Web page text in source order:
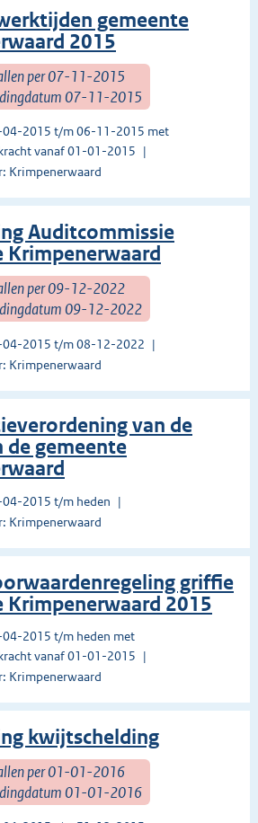
gemeente
2015
per 07-11-2015
07-11-2015
04-2015 t/m 06-11-2015 met
vanaf 01-01-2015
Krimpenerwaard
Auditcommissie
Krimpenerwaard
per 09-12-2022
09-12-2022
04-2015 t/m 08-12-2022
Krimpenerwaard
van de
de gemeente
2015 t/m heden
Krimpenerwaard
griffie
Krimpenerwaard 2015
04-2015 t/m heden met
vanaf 01-01-2015
Krimpenerwaard
kwijtschelding
per 01-01-2016
01-01-2016